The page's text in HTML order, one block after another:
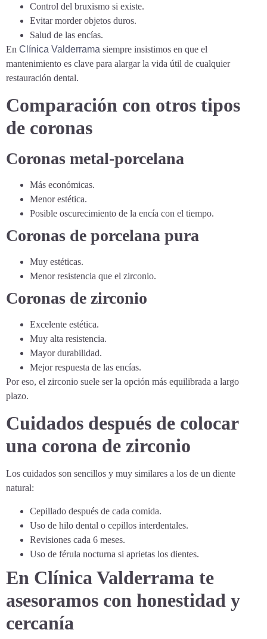
Control del bruxismo si existe.
Evitar morder objetos duros.
Salud de las encías.
En Clínica Valderrama siempre insistimos en que el
mantenimiento es clave para alargar la vida útil de cualquier
restauración dental.
Comparación con otros tipos
de coronas
Coronas metal-porcelana
Más económicas.
Menor estética.
Posible oscurecimiento de la encía con el tiempo.
Coronas de porcelana pura
Muy estéticas.
Menor resistencia que el zirconio.
Coronas de zirconio
Excelente estética.
Muy alta resistencia.
Mayor durabilidad.
Mejor respuesta de las encías.
Por eso, el zirconio suele ser la opción más equilibrada a largo
plazo.
Cuidados después de colocar
una corona de zirconio
Los cuidados son sencillos y muy similares a los de un diente
natural:
Cepillado después de cada comida.
Uso de hilo dental o cepillos interdentales.
Revisiones cada 6 meses.
Uso de férula nocturna si aprietas los dientes.
En Clínica Valderrama te
asesoramos con honestidad y
cercanía